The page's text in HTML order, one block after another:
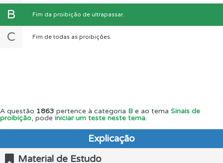
B Fim da proibição de ultrapassar.
C Fim de todas as proibições.
A questão 1863 pertence à categoria B e ao tema Sinais de
proibição, pode iniciar um teste neste tema.
Explicação
Material de Estudo